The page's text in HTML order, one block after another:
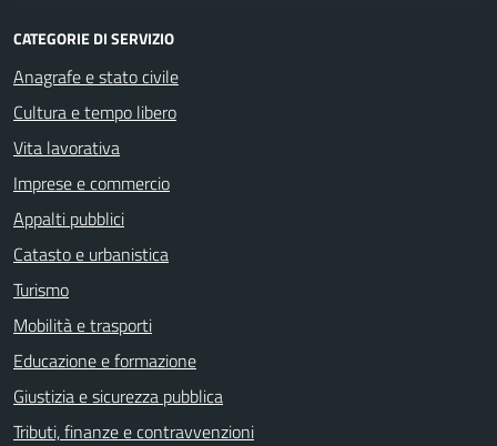
CATEGORIE DI SERVIZIO
Anagrafe e stato civile
Cultura e tempo libero
Vita lavorativa
Imprese e commercio
Appalti pubblici
Catasto e urbanistica
Turismo
Mobilità e trasporti
Educazione e formazione
Giustizia e sicurezza pubblica
Tributi, finanze e contravvenzioni